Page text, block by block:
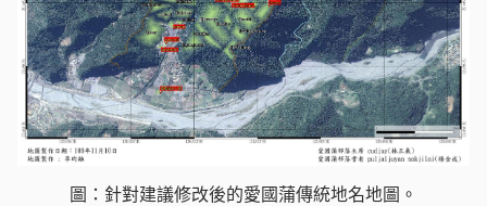
圖：針對建議修改後的愛國蒲傳統地名地圖。